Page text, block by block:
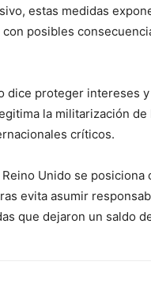
estas medidas
posibles
dice proteger intereses
la militarización
críticos.
Unido se
evita asumir
que dejaron un saldo